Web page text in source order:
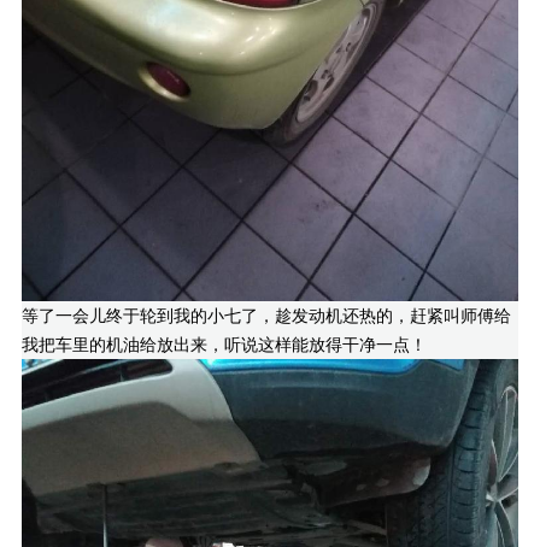
等了一会儿终于轮到我的小七了，趁发动机还热的，赶紧叫师傅给
我把车里的机油给放出来，听说这样能放得干净一点！